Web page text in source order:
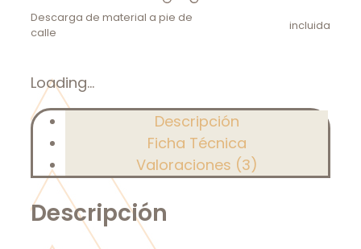
Descarga de material a pie de
calle
incluida
Loading...
Descripción
Ficha Técnica
Valoraciones (3)
Descripción